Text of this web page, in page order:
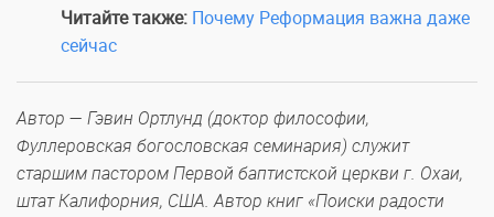
Читайте также: Почему Реформация важна даже
сейчас
Автор — Гэвин Ортлунд (доктор философии,
Фуллеровская богословская семинария) служит
старшим пастором Первой баптистской церкви г. Охаи,
штат Калифорния, США. Автор книг «Поиски радости